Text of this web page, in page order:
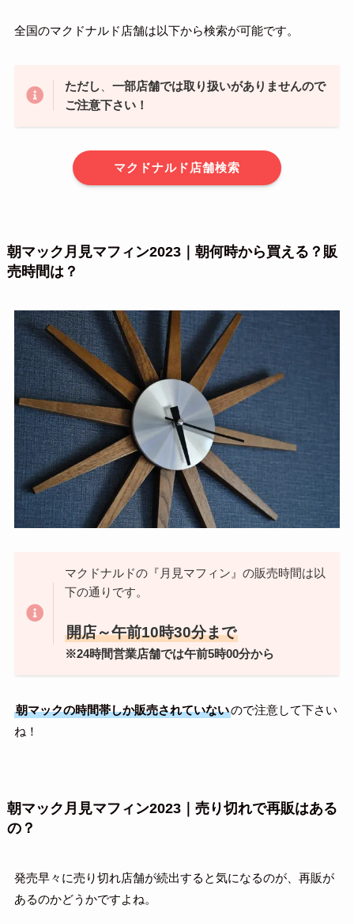
全国のマクドナルド店舗は以下から検索が可能です。
ただし
一部店舗では取り扱いがありませんので
ご注意下さい！
マクドナルド店舗検索
朝マック月見マフィン2023｜朝何時から買える？販
売時間は？
マクドナルドの『月見マフィン』の販売時間は以
下の通りです。
開店～午前10時30分まで
※24時間営業店舗では午前5時00分から
朝マックの時間帯しか販売されていないので注意して下さい
ね！
朝マック月見マフィン2023｜売り切れで再販はある
の？
発売早々に売り切れ店舗が続出すると気になるのが、再販が
あるのかどうかですよね。